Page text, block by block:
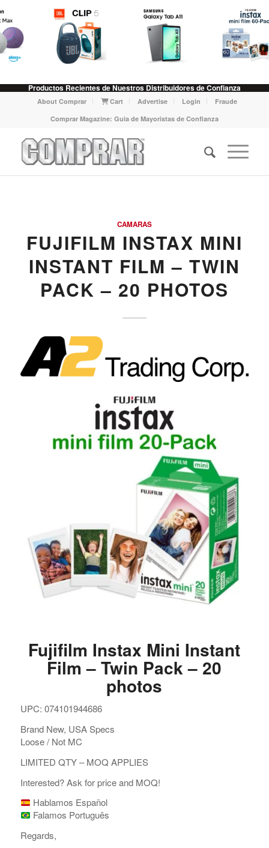
Productos Recientes de Nuestros Distribuidores de Confianza
About Comprar Cart Advertise Login
Fraude
Comprar Magazine: Guia de Mayoristas de Confianza
CAMARAS
FUJIFILM INSTAX MINI
INSTANT FILM – TWIN
PACK – 20 PHOTOS
Fujifilm Instax Mini Instant
Film – Twin Pack – 20
photos
UPC: 074101944686
Brand New, USA Specs
Loose / Not MC
LIMITED QTY – MOQ APPLIES
Interested? Ask for price and MOQ!
Hablamos Español
Falamos Português
Regards,